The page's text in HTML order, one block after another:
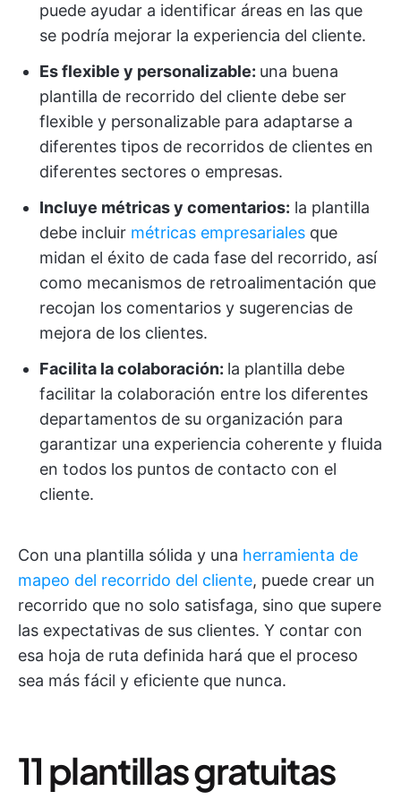
puede ayudar a identificar áreas en las que
se podría mejorar la experiencia del cliente.
Es flexible y personalizable: una buena
plantilla de recorrido del cliente debe ser
flexible y personalizable para adaptarse a
diferentes tipos de recorridos de clientes en
diferentes sectores o empresas.
Incluye métricas y comentarios: la plantilla
debe incluir métricas empresariales que
midan el éxito de cada fase del recorrido, así
como mecanismos de retroalimentación que
recojan los comentarios y sugerencias de
mejora de los clientes.
Facilita la colaboración: la plantilla debe
facilitar la colaboración entre los diferentes
departamentos de su organización para
garantizar una experiencia coherente y fluida
en todos los puntos de contacto con el
cliente.
Con una plantilla sólida y una herramienta de
mapeo del recorrido del cliente, puede crear un
recorrido que no solo satisfaga, sino que supere
las expectativas de sus clientes. Y contar con
esa hoja de ruta definida hará que el proceso
sea más fácil y eficiente que nunca.
11 plantillas gratuitas